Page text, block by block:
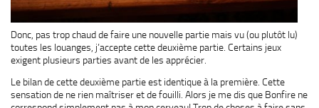
Donc, pas trop chaud de faire une nouvelle partie mais vu (ou plutôt lu)
toutes les louanges, j’accepte cette deuxième partie. Certains jeux
exigent plusieurs parties avant de les apprécier.
Le bilan de cette deuxième partie est identique à la première. Cette
sensation de ne rien maîtriser et de fouilli. Alors je me dis que Bonfire ne